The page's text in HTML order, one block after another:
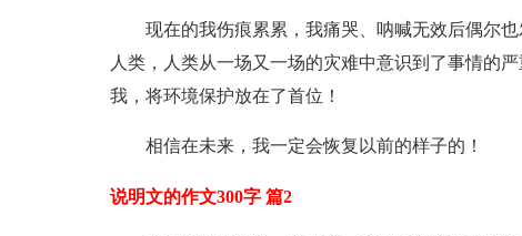
现在的我伤痕累累，我痛哭、呐喊无效后偶尔
人类，人类从一场又一场的灾难中意识到了事情的
我，将环境保护放在了首位！
相信在未来，我一定会恢复以前的样子的！
说明文的作文300字 篇2